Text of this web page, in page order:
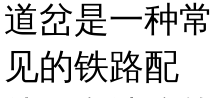
道岔是一种常
见的铁路配